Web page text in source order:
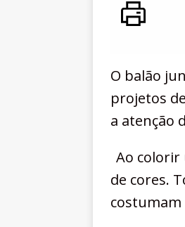
O balão
projetos
a atenção
Ao colorir
de cores.
costumam